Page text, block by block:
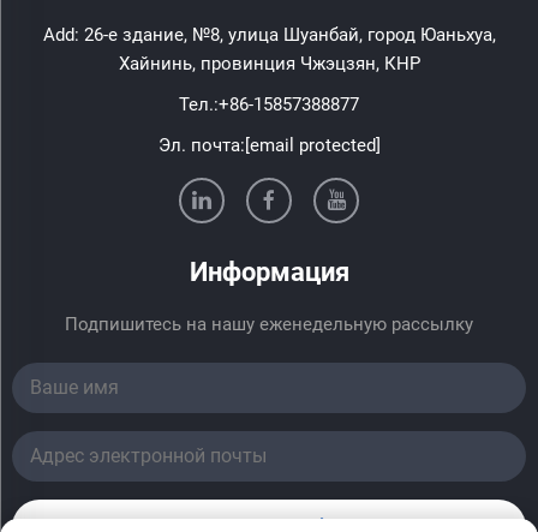
Add: 26-е здание, №8, улица Шуанбай, город Юаньхуа,
Хайнинь, провинция Чжэцзян, КНР
Тел.:+86-15857388877
Эл. почта:[email protected]
Информация
Подпишитесь на нашу еженедельную рассылку
Отправить